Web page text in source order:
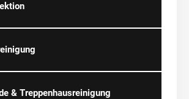
& Treppenhausreinigung